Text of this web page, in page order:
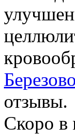
отзывы.
Скоро в